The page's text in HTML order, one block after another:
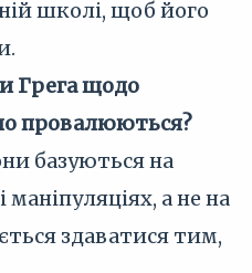
школі, щоб його
Грега щодо
провалюються?
базуються на
маніпуляціях, а не на
здаватися тим,